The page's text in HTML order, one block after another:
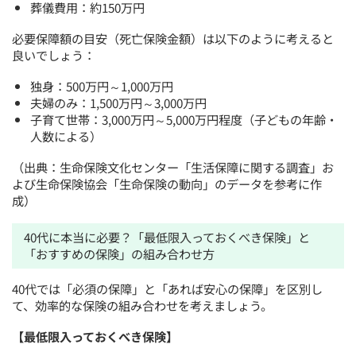
葬儀費用：約150万円
必要保障額の目安（死亡保険金額）は以下のように考えると
良いでしょう：
独身：500万円～1,000万円
夫婦のみ：1,500万円～3,000万円
子育て世帯：3,000万円～5,000万円程度（子どもの年齢・
人数による）
（出典：生命保険文化センター「生活保障に関する調査」お
よび生命保険協会「生命保険の動向」のデータを参考に作
成）
40代に本当に必要？「最低限入っておくべき保険」と
「おすすめの保険」の組み合わせ方
40代では「必須の保障」と「あれば安心の保障」を区別し
て、効率的な保険の組み合わせを考えましょう。
【最低限入っておくべき保険】